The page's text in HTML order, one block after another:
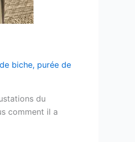
biche, purée de
du
comment il a